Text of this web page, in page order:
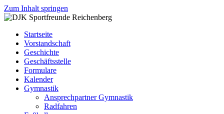
Zum Inhalt springen
Sportfreunde
Reichenberg
Gymnastik
Karate
Leichtathletik
Radfahren
Rollkunstlauf
Startseite
Vorstandschaft
Geschichte
Geschäftsstelle
Formulare
Kalender
Gymnastik
Ansprechpartner Gymnastik
Radfahren